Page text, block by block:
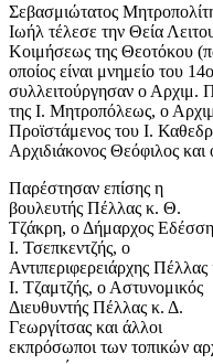
Σεβασμιώτατος
Ιωήλ τέλεσε την Θεία
Κοιμήσεως της Θεοτόκου
οποίος είναι μνημείο του
συλλειτούργησαν ο Αρχιμ.
της Ι. Μητροπόλεως, ο
Προϊστάμενος του Ι.
Αρχιδιάκονος Θεόφιλος
Παρέστησαν επίσης η
βουλευτής Πέλλας κ. Θ.
Τζάκρη, ο Δήμαρχος
Ι. Τσεπκεντζής, ο
Αντιπεριφερειάρχης Πέλλας
Ι. Τζαμτζής, ο Αστυνομικός
Διευθυντής Πέλλας κ. Δ.
Γεωργίτσας και άλλοι
εκπρόσωποι των τοπικών